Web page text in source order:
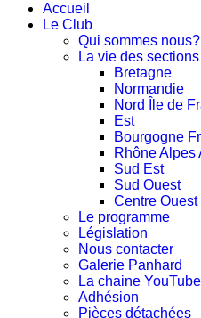
Accueil
Le Club
Qui sommes nous?
La vie des sections
Bretagne
Normandie
Nord Île de
Est
Bourgogne
Rhône Alpes
Sud Est
Sud Ouest
Centre Ouest
Le programme
Législation
Nous contacter
Galerie Panhard
La chaine YouTube
Adhésion
Pièces détachées